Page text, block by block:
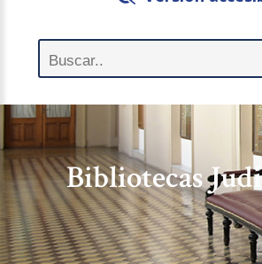
Bibliotecas